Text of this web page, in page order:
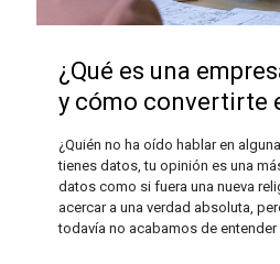
¿Qué es una
y cómo convertirte
¿Quién no ha oído hablar en
tienes datos, tu opinión es una
datos como si fuera una nueva
acercar a una verdad absoluta,
todavía no acabamos de entender